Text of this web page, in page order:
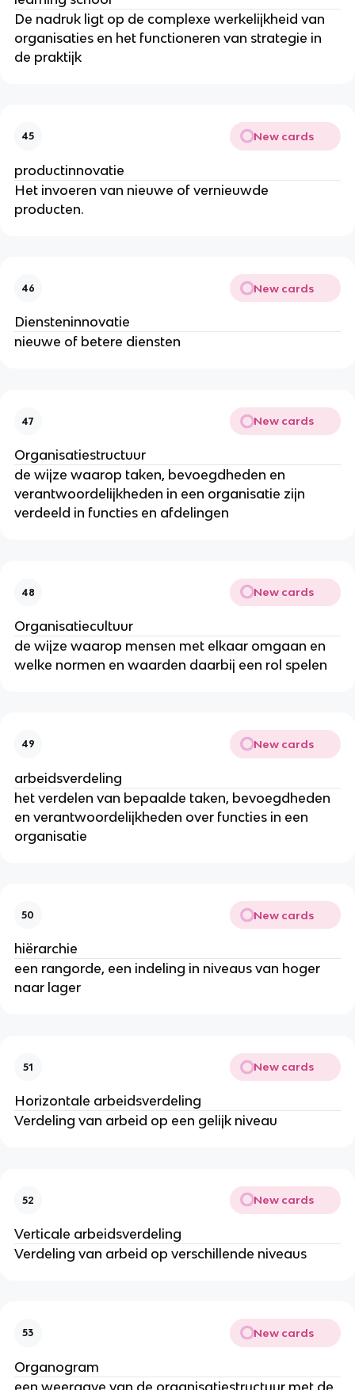
De nadruk ligt op de complexe werkelijkheid van
organisaties en het functioneren van strategie in
de praktijk
45 New cards
productinnovatie
Het invoeren van nieuwe of vernieuwde
producten.
46 New cards
Diensteninnovatie
nieuwe of betere diensten
47 New cards
Organisatiestructuur
de wijze waarop taken, bevoegdheden en
verantwoordelijkheden in een organisatie zijn
verdeeld in functies en afdelingen
48 New cards
Organisatiecultuur
de wijze waarop mensen met elkaar omgaan en
welke normen en waarden daarbij een rol spelen
49 New cards
arbeidsverdeling
het verdelen van bepaalde taken, bevoegdheden
en verantwoordelijkheden over functies in een
organisatie
50 New cards
hiërarchie
een rangorde, een indeling in niveaus van hoger
naar lager
51 New cards
Horizontale arbeidsverdeling
Verdeling van arbeid op een gelijk niveau
52 New cards
Verticale arbeidsverdeling
Verdeling van arbeid op verschillende niveaus
53 New cards
Organogram
een weergave van de organisatiestructuur met de